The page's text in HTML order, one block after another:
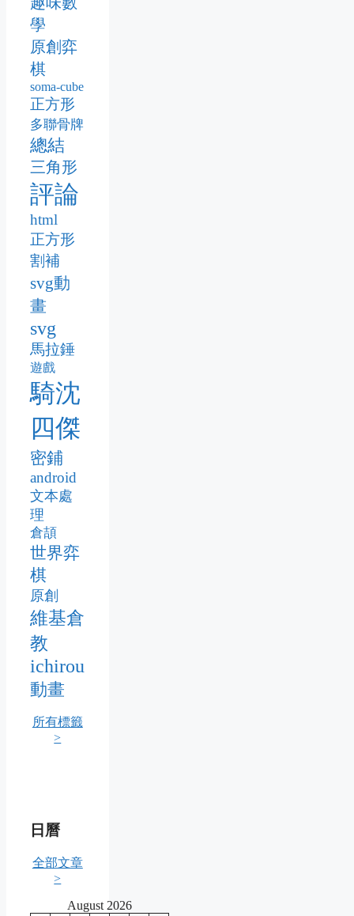
學
原創弈
棋
soma-cube
正方形
多聯骨牌
總結
三角形
評論
html
正方形
割補
svg動
畫
svg
馬拉錘
遊戲
騎沈
四傑
密鋪
android
文本處
理
倉頡
世界弈
棋
原創
維基倉
教
ichirou
動畫
所有標籤
>
日曆
全部文章
>
August 2026